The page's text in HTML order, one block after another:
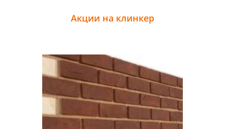
Акции на клинкер